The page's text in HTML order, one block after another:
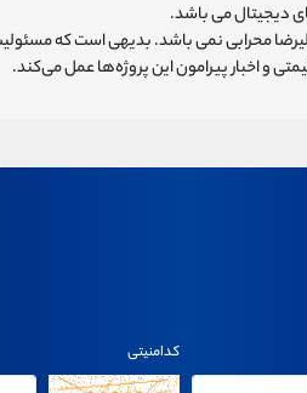
دیجیتال می باشد.
محرابی نمی باشد. بدیهی است که
و اخبار پیرامون این پروژه‌‌ها عمل می‌کند.
کدامنیتی